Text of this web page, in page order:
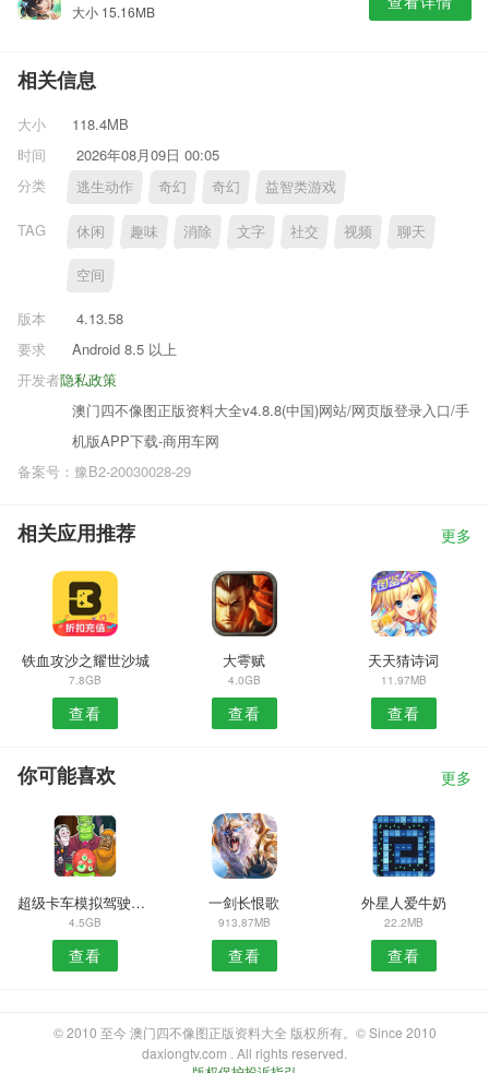
大小 15.16MB
相关信息
大小
118.4MB
时间
2026年08月09日 00:05
分类
逃生动作 奇幻 奇幻 益智类游戏
TAG 休闲 趣味 消除 文字 社交 视频 聊天
空间
版本
4.13.58
要求
Android 8.5 以上
隐私政策
开发者
澳门四不像图正版资料大全v4.8.8(中国)网站/网页版登录入口/手
机版APP下载-商用车网
备案号：豫B2-20030028-29
相关应用推荐 更多
铁血攻沙之耀世沙城
7.8GB
查看
大雩赋
4.0GB
查看
天天猜诗词
11.97MB
查看
你可能喜欢 更多
超级卡车模拟驾驶游戏
4.5GB
查看
一剑长恨歌
913.87MB
查看
外星人爱牛奶
22.2MB
查看
© 2010 至今 澳门四不像图正版资料大全 版权所有。© Since 2010
daxiongtv.com . All rights reserved.